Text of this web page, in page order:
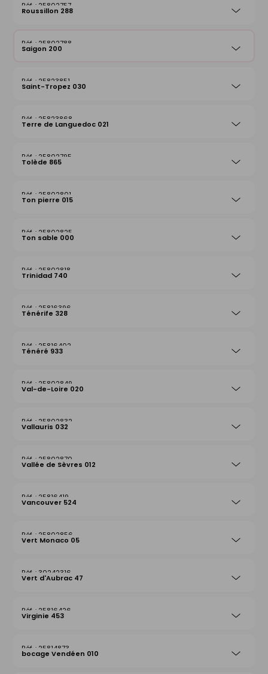
25802757
Roussillon 288
25802788
Saigon 200
25823851
Saint-Tropez 030
25823868
Terre de Languedoc 021
25802795
Tolède 865
25802801
Ton pierre 015
25802825
Ton sable 000
25802818
Trinidad 740
25816396
Ténérife 328
25816402
Ténéré 933
25802849
Val-de-Loire 020
25802832
Vallauris 032
25802870
Vallée de Sèvres 012
25816419
Vancouver 524
25802856
Vert Monaco 05
30242316
Vert d'Aubrac 47
25816426
Virginie 453
25814873
bocage Vendéen 010